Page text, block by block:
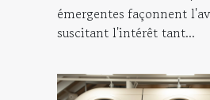
émergentes façonnent
suscitant l'intérêt tant...